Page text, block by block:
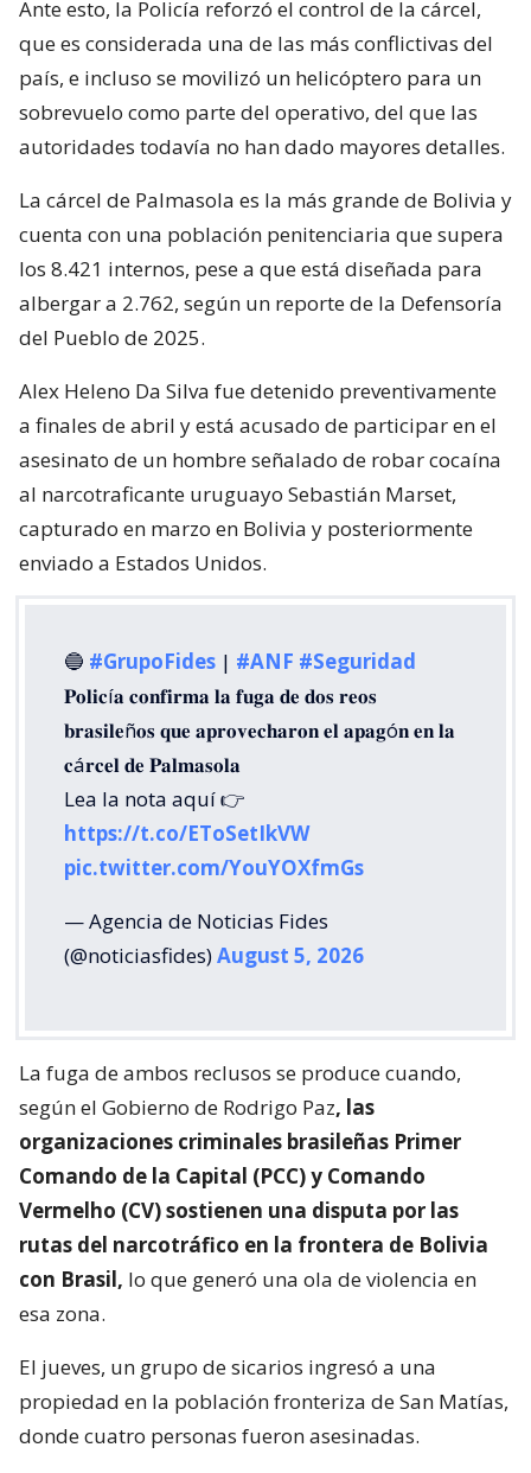
Ante esto, la Policía reforzó el control de la cárcel,
que es considerada una de las más conflictivas del
país, e incluso se movilizó un helicóptero para un
sobrevuelo como parte del operativo, del que las
autoridades todavía no han dado mayores detalles.
La cárcel de Palmasola es la más grande de Bolivia y
cuenta con una población penitenciaria que supera
los 8.421 internos, pese a que está diseñada para
albergar a 2.762, según un reporte de la Defensoría
del Pueblo de 2025.
Alex Heleno Da Silva fue detenido preventivamente
a finales de abril y está acusado de participar en el
asesinato de un hombre señalado de robar cocaína
al narcotraficante uruguayo Sebastián Marset,
capturado en marzo en Bolivia y posteriormente
enviado a Estados Unidos.
🔵 #GrupoFides | #ANF #Seguridad
𝐏𝐨𝐥𝐢𝐜í𝐚 𝐜𝐨𝐧𝐟𝐢𝐫𝐦𝐚 𝐥𝐚 𝐟𝐮𝐠𝐚 𝐝𝐞 𝐝𝐨𝐬 𝐫𝐞𝐨𝐬
𝐛𝐫𝐚𝐬𝐢𝐥𝐞ñ𝐨𝐬 𝐪𝐮𝐞 𝐚𝐩𝐫𝐨𝐯𝐞𝐜𝐡𝐚𝐫𝐨𝐧 𝐞𝐥 𝐚𝐩𝐚𝐠ó𝐧 𝐞𝐧 𝐥𝐚
𝐜á𝐫𝐜𝐞𝐥 𝐝𝐞 𝐏𝐚𝐥𝐦𝐚𝐬𝐨𝐥𝐚
Lea la nota aquí 👉
https://t.co/EToSetIkVW
pic.twitter.com/YouYOXfmGs
— Agencia de Noticias Fides
(@noticiasfides)August 5, 2026
La fuga de ambos reclusos se produce cuando,
según el Gobierno de Rodrigo Paz, las
organizaciones criminales brasileñas Primer
Comando de la Capital (PCC) y Comando
Vermelho (CV) sostienen una disputa por las
rutas del narcotráfico en la frontera de Bolivia
con Brasil, lo que generó una ola de violencia en
esa zona.
El jueves, un grupo de sicarios ingresó a una
propiedad en la población fronteriza de San Matías,
donde cuatro personas fueron asesinadas.